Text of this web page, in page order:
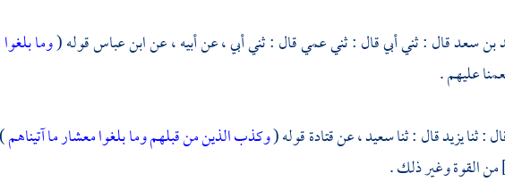
بن سعدقال : ثني أبي قال : ثني عمي قال : ثني أبي ، عن أبيه ، عنابن عباسقوله (وما
عليهم .
: ثنايزيدقال : ثناسعيد ،عنقتادةقوله (وكذب الذين من قبلهم وما بلغوا معشار ما آتيناهم
من القوة وغير ذلك .